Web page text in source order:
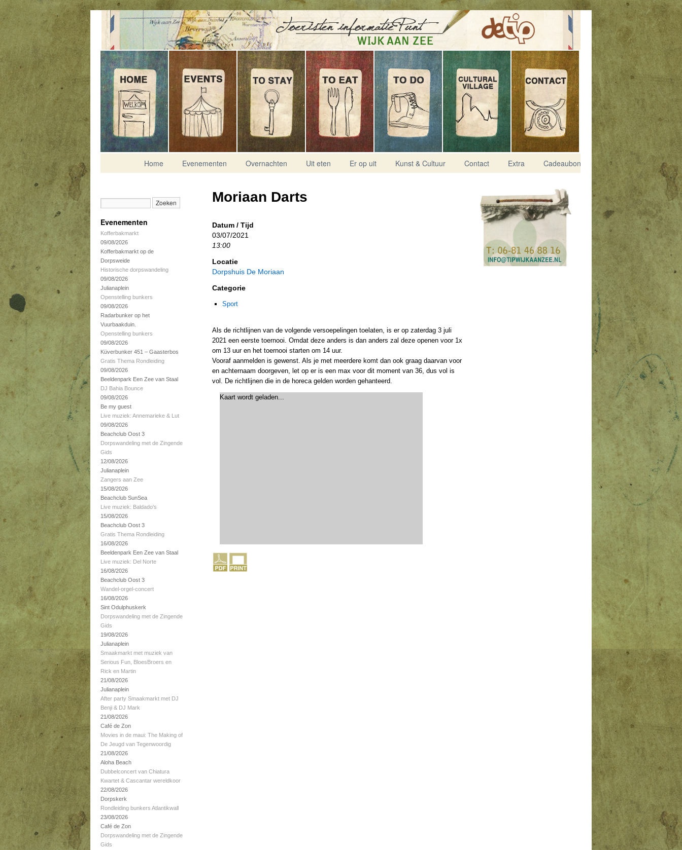
Contact
Home Evenementen Overnachten Uit eten Er op uit Kunst & Cultuur Contact Extra Cadeaubon
Evenementen
Kofferbakmarkt
09/08/2026
Kofferbakmarkt op de
Dorpsweide
Historische dorpswandeling
09/08/2026
Julianaplein
Openstelling bunkers
09/08/2026
Radarbunker op het
Vuurbaakduin.
Openstelling bunkers
09/08/2026
Küverbunker 451 – Gaasterbos
Gratis Thema Rondleiding
09/08/2026
Beeldenpark Een Zee van Staal
DJ Bahia Bounce
09/08/2026
Be my guest
Live muziek: Annemarieke & Lut
09/08/2026
Beachclub Oost 3
Dorpswandeling met de Zingende
Gids
12/08/2026
Julianaplein
Zangers aan Zee
15/08/2026
Beachclub SunSea
Live muziek: Baldado's
15/08/2026
Beachclub Oost 3
Gratis Thema Rondleiding
16/08/2026
Beeldenpark Een Zee van Staal
Live muziek: Del Norte
16/08/2026
Beachclub Oost 3
Wandel-orgel-concert
16/08/2026
Sint Odulphuskerk
Dorpswandeling met de Zingende
Gids
19/08/2026
Julianaplein
Smaakmarkt met muziek van
Serious Fun, BloesBroers en
Rick en Martin
21/08/2026
Julianaplein
After party Smaakmarkt met DJ
Benji & DJ Mark
21/08/2026
Café de Zon
Movies in de maui: The Making of
De Jeugd van Tegenwoordig
21/08/2026
Aloha Beach
Dubbelconcert van Chiatura
Kwartet & Cascantar wereldkoor
22/08/2026
Dorpskerk
Rondleiding bunkers Atlantikwall
23/08/2026
Café de Zon
Dorpswandeling met de Zingende
Gids
Moriaan Darts
Datum / Tijd
03/07/2021
13:00
Locatie
Dorpshuis De Moriaan
Categorie
Sport
Als de richtlijnen van de volgende versoepelingen toelaten, is er op zaterdag 3 juli
2021 een eerste toernooi. Omdat deze anders is dan anders zal deze openen voor 1x
om 13 uur en het toernooi starten om 14 uur.
Vooraf aanmelden is gewenst. Als je met meerdere komt dan ook graag daarvan voor
en achternaam doorgeven, let op er is een max voor dit moment van 36, dus vol is
vol. De richtlijnen die in de horeca gelden worden gehanteerd.
Kaart wordt geladen...